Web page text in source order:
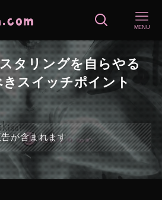
MENU
タリングを自らやる
スイッチポイント
が含まれます